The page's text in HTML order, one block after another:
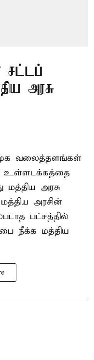
சட்டப்
அரசு
வலைத்தளங்கள்
உள்ளடக்கத்தை
மத்திய அரசு
அரசின்
பட்சத்தில்
நீக்க மத்திய